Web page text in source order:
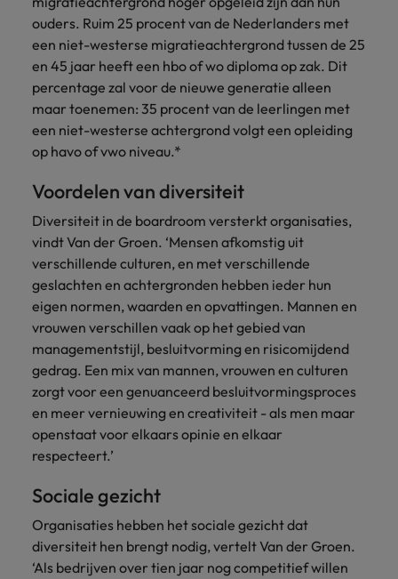
ouders. Ruim 25 procent van de Nederlanders met
een niet-westerse migratieachtergrond tussen de 25
en 45 jaar heeft een hbo of wo diploma op zak. Dit
percentage zal voor de nieuwe generatie alleen
maar toenemen: 35 procent van de leerlingen met
een niet-westerse achtergrond volgt een opleiding
op havo of vwo niveau.*
Voordelen van diversiteit
Diversiteit in de boardroom versterkt organisaties,
vindt Van der Groen. ‘Mensen afkomstig uit
verschillende culturen, en met verschillende
geslachten en achtergronden hebben ieder hun
eigen normen, waarden en opvattingen. Mannen en
vrouwen verschillen vaak op het gebied van
managementstijl, besluitvorming en risicomijdend
gedrag. Een mix van mannen, vrouwen en culturen
zorgt voor een genuanceerd besluitvormingsproces
en meer vernieuwing en creativiteit - als men maar
openstaat voor elkaars opinie en elkaar
respecteert.’
Sociale gezicht
Organisaties hebben het sociale gezicht dat
diversiteit hen brengt nodig, vertelt Van der Groen.
‘Als bedrijven over tien jaar nog competitief willen